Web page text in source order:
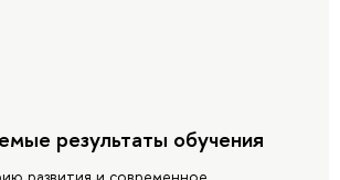
результаты обучения